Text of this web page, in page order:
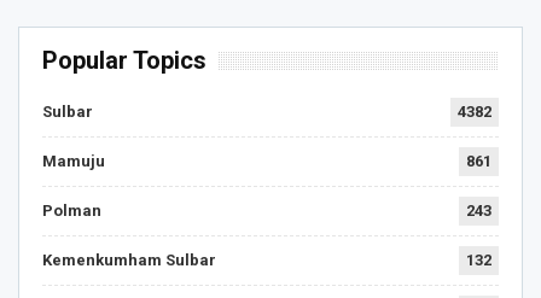
Popular Topics
Sulbar 4382
Mamuju 861
Polman 243
Kemenkumham Sulbar 132